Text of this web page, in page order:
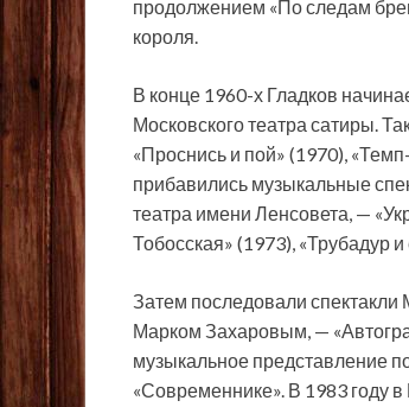
продолжением «По следам
короля.
В конце 1960-х Гладков
Московского театра сатиры.
«Проснись и пой» (1970),
прибавились музыкальные
театра имени Ленсовета, —
Тобосская» (1973), «Трубадур
Затем последовали спектакли
Марком Захаровым, —
музыкальное представление
«Современнике». В 1983 году